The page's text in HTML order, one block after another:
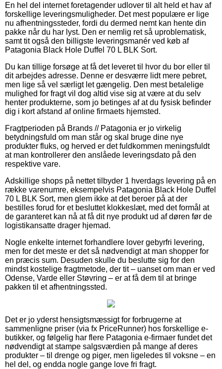
En hel del internet foretagender udlover til alt held et hav af
forskellige leveringsmuligheder. Det mest populære er lige
nu afhentningssteder, fordi du dermed nemt kan hente din
pakke når du har lyst. Den er nemlig ret så uproblematisk,
samt tit også den billigste leveringsmanér ved køb af
Patagonia Black Hole Duffel 70 L BLK Sort.
Du kan tillige forsøge at få det leveret til hvor du bor eller til
dit arbejdes adresse. Denne er desværre lidt mere pebret,
men lige så vel særligt let gængelig. Den mest betalelige
mulighed for fragt vil dog altid vise sig at være at du selv
henter produkterne, som jo betinges af at du fysisk befinder
dig i kort afstand af online firmaets hjemsted.
Fragtperioden på Brands // Patagonia er jo virkelig
betydningsfuld om man står og skal bruge dine nye
produkter fluks, og herved er det fuldkommen meningsfuldt
at man kontrollerer den anslåede leveringsdato på den
respektive vare.
Adskillige shops på nettet tilbyder 1 hverdags levering på en
række varenumre, eksempelvis Patagonia Black Hole Duffel
70 L BLK Sort, men glem ikke at det beroer på at der
bestilles forud for et besluttet klokkeslæt, med det formål at
de garanteret kan nå at få dit nye produkt ud af døren før de
logistikansatte drager hjemad.
Nogle enkelte internet forhandlere lover gebyrfri levering,
men for det meste er det så nødvendigt at man shopper for
en præcis sum. Desuden skulle du beslutte sig for den
mindst kostelige fragtmetode, der tit – uanset om man er ved
Odense, Varde eller Støvring – er at få dem til at bringe
pakken til et afhentningssted.
Det er jo yderst hensigtsmæssigt for forbrugerne at
sammenligne priser (via fx PriceRunner) hos forskellige e-
butikker, og følgelig har flere Patagonia e-firmaer fundet det
nødvendigt at stampe salgsværdien på mange af deres
produkter – til drenge og piger, men ligeledes til voksne – en
hel del, og endda nogle gange love fri fragt.